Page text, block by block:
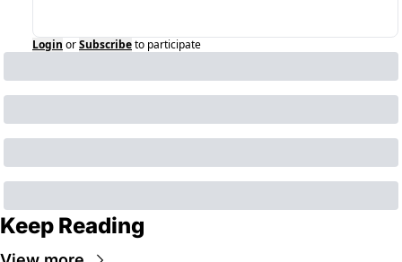
Login orSubscribeto participate
Keep Reading